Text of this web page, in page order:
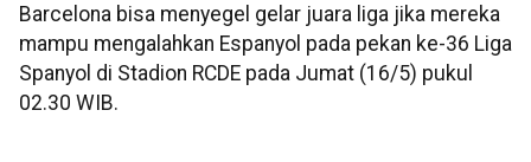
Barcelona bisa menyegel gelar juara liga jika mereka
mampu mengalahkan Espanyol pada pekan ke-36 Liga
Spanyol di Stadion RCDE pada Jumat (16/5) pukul
02.30 WIB.